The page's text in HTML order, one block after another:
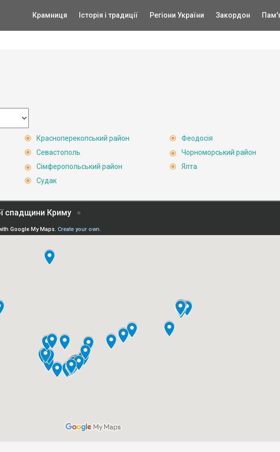
Крамниця Історія і традиції Регіони України Закордон
Красноперекопський район
Севастополь
Сімферопольський район
Судак
Феодосія
Чорноморський район
Ялта